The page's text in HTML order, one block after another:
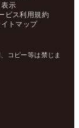
示
ビス利用規約
トマップ
コピー等は禁じま